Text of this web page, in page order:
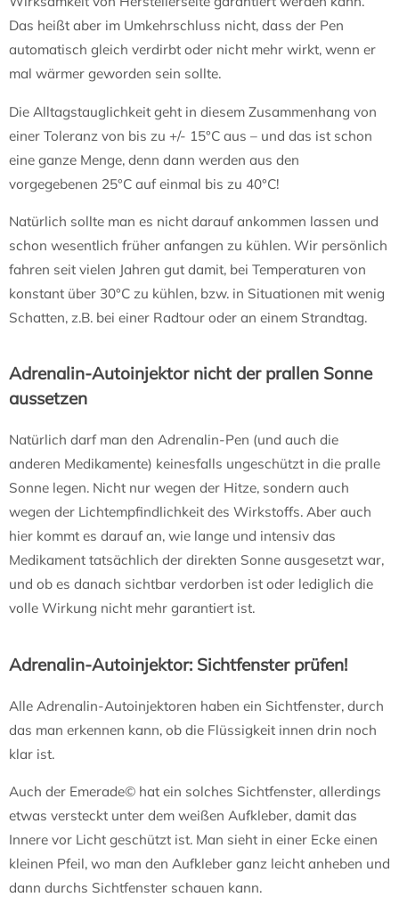
Das heißt aber im Umkehrschluss nicht, dass der Pen
automatisch gleich verdirbt oder nicht mehr wirkt, wenn er
mal wärmer geworden sein sollte.
Die Alltagstauglichkeit geht in diesem Zusammenhang von
einer Toleranz von bis zu +/- 15°C aus – und das ist schon
eine ganze Menge, denn dann werden aus den
vorgegebenen 25°C auf einmal bis zu 40°C!
Natürlich sollte man es nicht darauf ankommen lassen und
schon wesentlich früher anfangen zu kühlen. Wir persönlich
fahren seit vielen Jahren gut damit, bei Temperaturen von
konstant über 30°C zu kühlen, bzw. in Situationen mit wenig
Schatten, z.B. bei einer Radtour oder an einem Strandtag.
Adrenalin-Autoinjektor nicht der prallen Sonne
aussetzen
Natürlich darf man den Adrenalin-Pen (und auch die
anderen Medikamente) keinesfalls ungeschützt in die pralle
Sonne legen. Nicht nur wegen der Hitze, sondern auch
wegen der Lichtempfindlichkeit des Wirkstoffs. Aber auch
hier kommt es darauf an, wie lange und intensiv das
Medikament tatsächlich der direkten Sonne ausgesetzt war,
und ob es danach sichtbar verdorben ist oder lediglich die
volle Wirkung nicht mehr garantiert ist.
Adrenalin-Autoinjektor: Sichtfenster prüfen!
Alle Adrenalin-Autoinjektoren haben ein Sichtfenster, durch
das man erkennen kann, ob die Flüssigkeit innen drin noch
klar ist.
Auch der Emerade© hat ein solches Sichtfenster, allerdings
etwas versteckt unter dem weißen Aufkleber, damit das
Innere vor Licht geschützt ist. Man sieht in einer Ecke einen
kleinen Pfeil, wo man den Aufkleber ganz leicht anheben und
dann durchs Sichtfenster schauen kann.